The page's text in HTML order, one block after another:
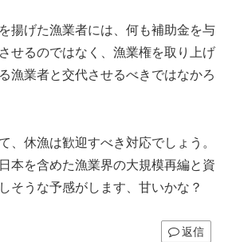
揚げた漁業者には、何も補助金を与
せるのではなく、漁業権を取り上げ
漁業者と交代させるべきではなかろ
、休漁は歓迎すべき対応でしょう。
本を含めた漁業界の大規模再編と資
そうな予感がします、甘いかな？
返信